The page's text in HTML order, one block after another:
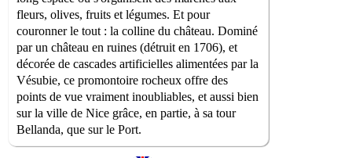
fleurs, olives, fruits et légumes. Et pour
couronner le tout : la colline du château. Dominé
par un château en ruines (détruit en 1706), et
décorée de cascades artificielles alimentées par la
Vésubie, ce promontoire rocheux offre des
points de vue vraiment inoubliables, et aussi bien
sur la ville de Nice grâce, en partie, à sa tour
Bellanda, que sur le Port.